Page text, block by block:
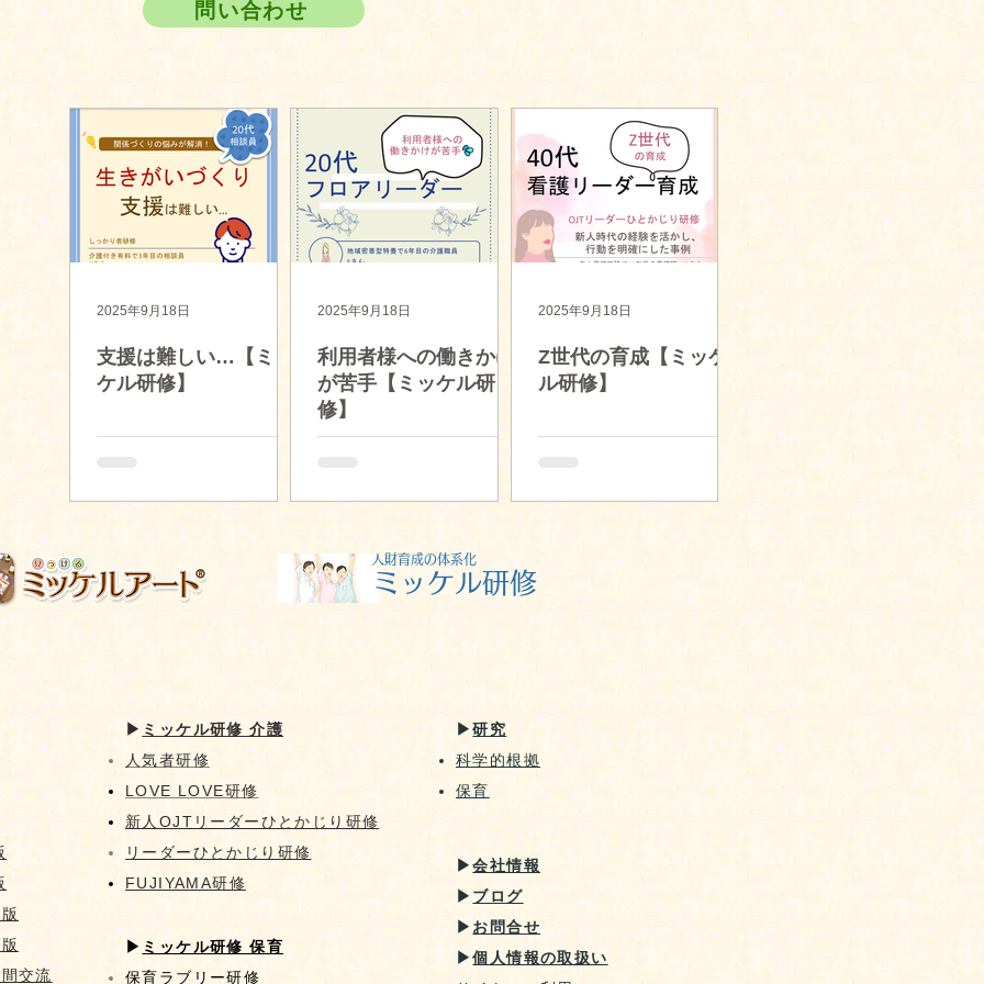
問い合わせ
支援は難しい…【ミッ
ケル研修】
2025年9月18日
利用者様への働きかけ
が苦手【ミッケル研
修】
2025年9月18日
Z世代の育成【ミッケ
ル研修】
2025年9月18日
​ミッケル研修
​人財育成の体系化
交流
▶︎ ミッケル研修 介護
人気者研修
LOVE LOVE研修
新人OJT​リーダーひとかじり研修
リーダーひとかじり研修
FUJIYAMA研修
▶︎ ミッケル研修 保育
保育ラブリー研修
▶︎研究
科学的根拠
​保育
▶︎会社情報
▶︎ ブログ
▶︎ お問合せ
▶︎個人情報の取扱い